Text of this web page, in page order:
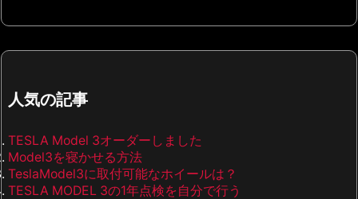
人気の記事
TESLA Model 3オーダーしました
Model3を寝かせる方法
TeslaModel3に取付可能なホイールは？
TESLA MODEL 3の1年点検を自分で行う